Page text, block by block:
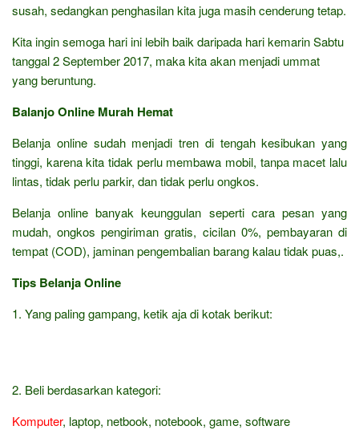
susah, sedangkan penghasilan kita juga masih cenderung tetap.
Kita ingin semoga hari ini lebih baik daripada hari kemarin Sabtu
tanggal 2 September 2017, maka kita akan menjadi ummat
yang beruntung.
Balanjo Online Murah Hemat
Belanja online sudah menjadi tren di tengah kesibukan yang
tinggi, karena kita tidak perlu membawa mobil, tanpa macet lalu
lintas, tidak perlu parkir, dan tidak perlu ongkos.
Belanja online banyak keunggulan seperti cara pesan yang
mudah, ongkos pengiriman gratis, cicilan 0%, pembayaran di
tempat (COD), jaminan pengembalian barang kalau tidak puas,.
Tips Belanja Online
1. Yang paling gampang, ketik aja di kotak berikut:
2. Beli berdasarkan kategori:
Komputer, laptop, netbook, notebook, game, software